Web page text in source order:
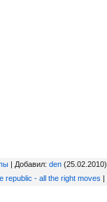
| Добавил: den (25.02.2010)
republic - all the right moves |